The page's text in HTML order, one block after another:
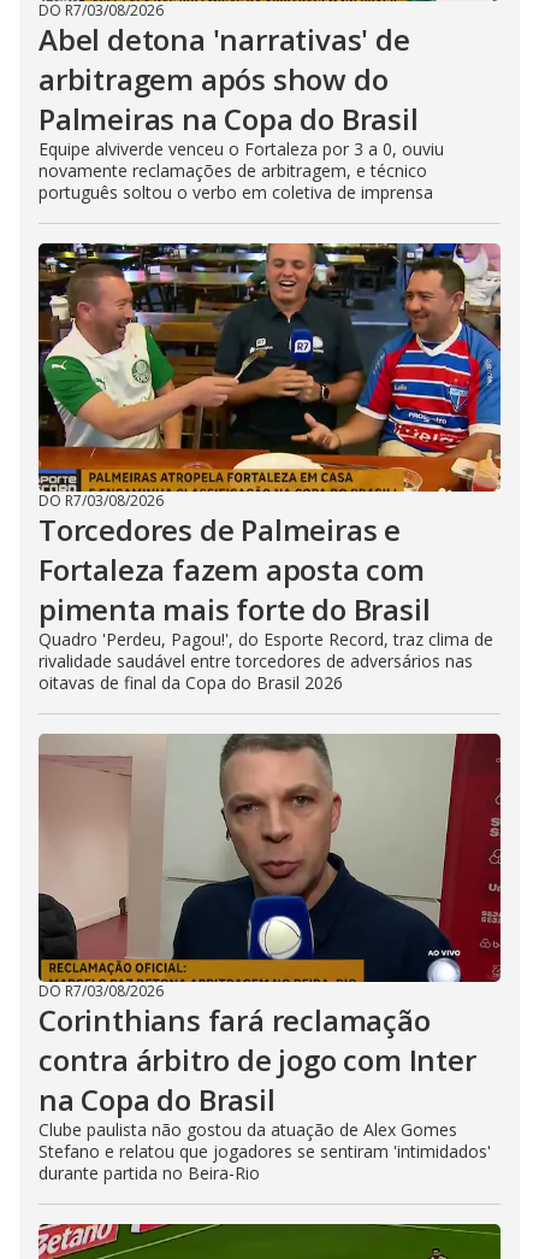
DO R7/03/08/2026
Abel detona 'narrativas' de
arbitragem após show do
Palmeiras na Copa do Brasil
Equipe alviverde venceu o Fortaleza por 3 a 0, ouviu
novamente reclamações de arbitragem, e técnico
português soltou o verbo em coletiva de imprensa
DO R7/03/08/2026
Torcedores de Palmeiras e
Fortaleza fazem aposta com
pimenta mais forte do Brasil
Quadro 'Perdeu, Pagou!', do Esporte Record, traz clima de
rivalidade saudável entre torcedores de adversários nas
oitavas de final da Copa do Brasil 2026
DO R7/03/08/2026
Corinthians fará reclamação
contra árbitro de jogo com Inter
na Copa do Brasil
Clube paulista não gostou da atuação de Alex Gomes
Stefano e relatou que jogadores se sentiram 'intimidados'
durante partida no Beira-Rio